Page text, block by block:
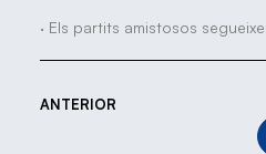
· Els partits amistosos
ANTERIOR